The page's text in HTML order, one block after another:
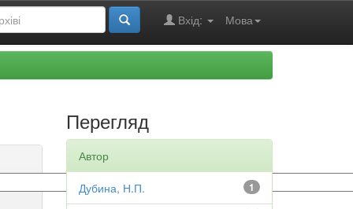
Мова
Вхід:
Перегляд
Автор
1
Дубина, Н.П.